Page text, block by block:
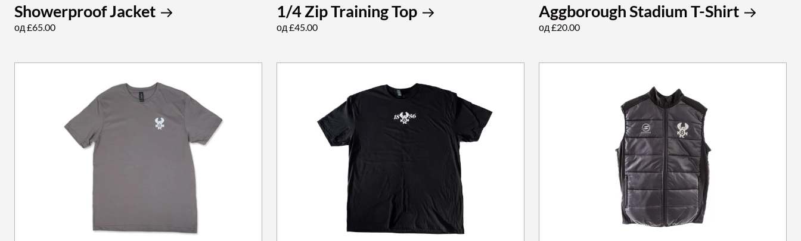
Showerproof Jacket
од £65.00
1/4 Zip Training Top
од £45.00
Aggborough Stadium T-Shirt
од £20.00